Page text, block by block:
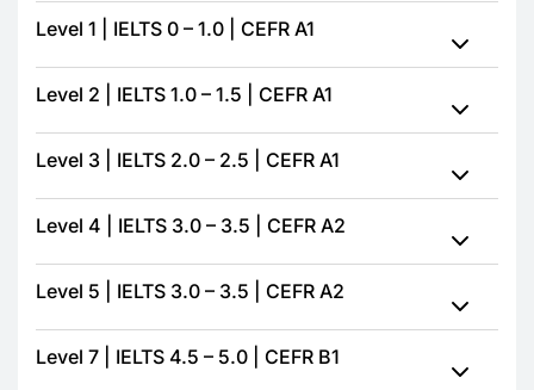
Level 1 | IELTS 0 – 1.0 | CEFR A1
Level 2 | IELTS 1.0 – 1.5 | CEFR A1
Level 3 | IELTS 2.0 – 2.5 | CEFR A1
Level 4 | IELTS 3.0 – 3.5 | CEFR A2
Level 5 | IELTS 3.0 – 3.5 | CEFR A2
Level 7 | IELTS 4.5 – 5.0 | CEFR B1